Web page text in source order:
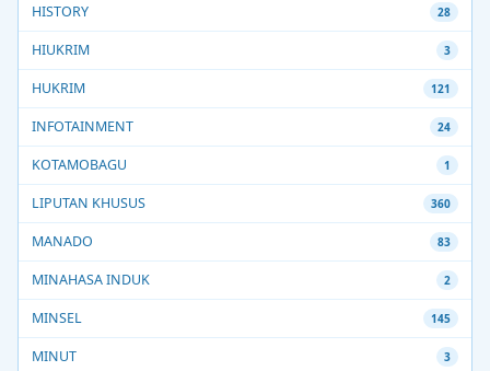
HISTORY 28
HIUKRIM 3
HUKRIM 121
INFOTAINMENT 24
KOTAMOBAGU 1
LIPUTAN KHUSUS 360
MANADO 83
MINAHASA INDUK 2
MINSEL 145
MINUT 3